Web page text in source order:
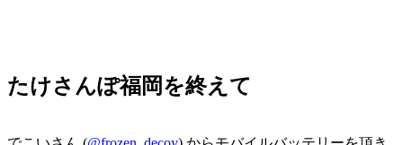
たけさんぽ福岡を終えて